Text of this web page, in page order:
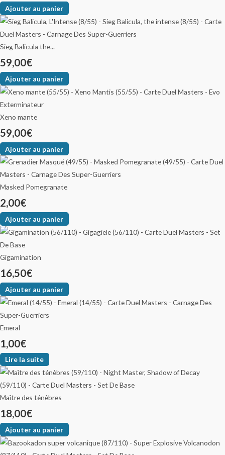
Ajouter au panier
Sieg Balicula the...
59,00€
Ajouter au panier
Xeno mante
59,00€
Ajouter au panier
Masked Pomegranate
2,00€
Ajouter au panier
Gigamination
16,50€
Ajouter au panier
Emeral
1,00€
Lire la suite
Maître des ténèbres
18,00€
Ajouter au panier